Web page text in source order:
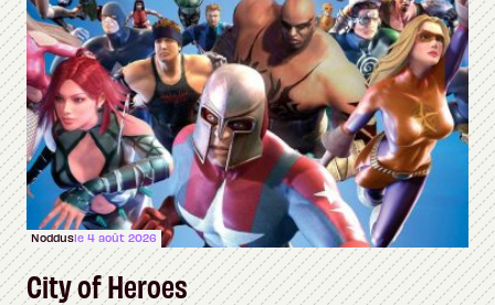
Noddusle 4 août 2026
City of Heroes